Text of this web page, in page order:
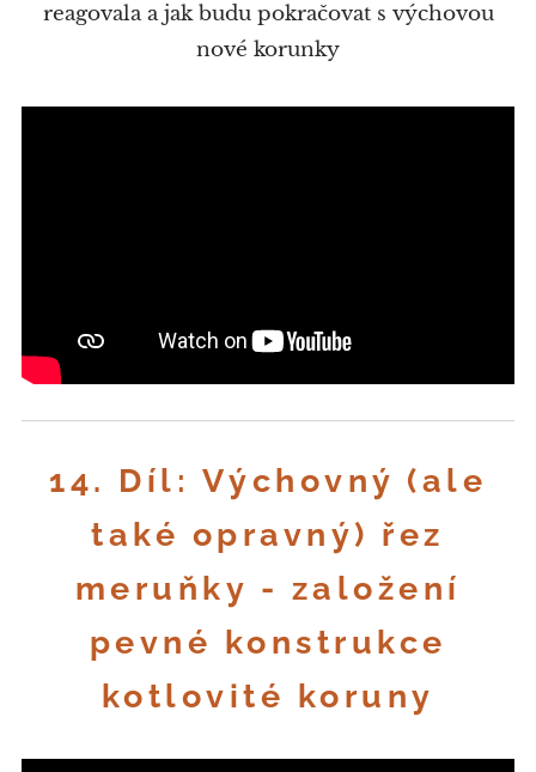
reagovala a jak budu pokračovat s výchovou
nové korunky
14. Díl: Výchovný (ale
také opravný) řez
meruňky - založení
pevné konstrukce
kotlovité koruny